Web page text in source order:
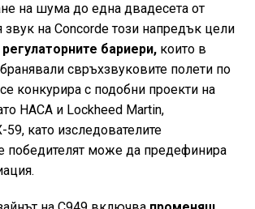
на шума до една двадесета от
звук на Concorde този напредък цели
бариери,които в
свръхзвуковите полети по
конкурира с подобни проекти на
НАСА и Lockheed Martin,
като изследователите
победителят може да предефинира